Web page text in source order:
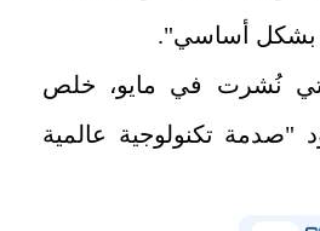
بشكل أساسي".
نُشرت في مايو، خلص
"صدمة تكنولوجية عالمية